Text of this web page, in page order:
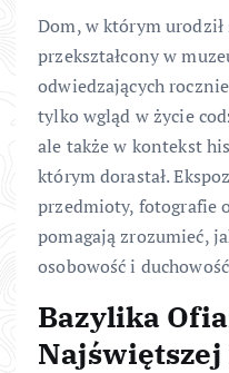
Dom, w którym urodził
przekształcony w
odwiedzających
tylko wgląd w życie
ale także w kontekst
którym dorastał.
przedmioty, fotografie
pomagają zrozumieć,
osobowość i
Bazylika